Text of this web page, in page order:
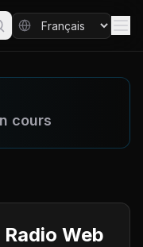
cours
Web